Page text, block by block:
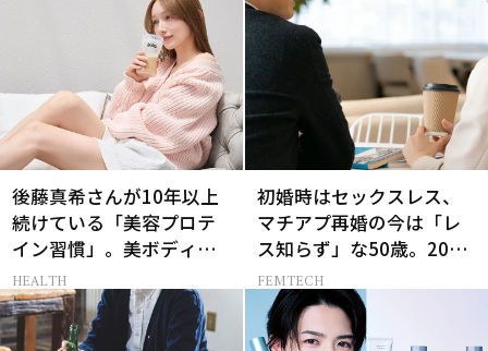
後藤真希さんが10年以上
続けている「美容プロテ
イン習慣」。美ボディを
支える朝ルーティンと
は？
HEALTH
初婚時はセックスレス、
マチアプ再婚の今は「レ
ス知らず」な50歳。20代
と変えた“結婚の条件”と
は？
FEMTECH